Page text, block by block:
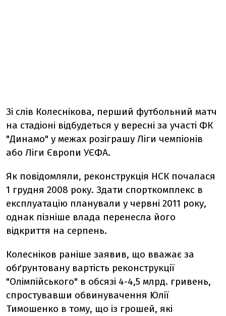
Зі слів Колеснікова, перший футбольний матч
на стадіоні відбудеться у вересні за участі ФК
"Динамо" у межах розіграшу Ліги чемпіонів
або Ліги Європи УЄФА.
Як повідомляли, реконструкція НСК почалася
1 грудня 2008 року. Здати спорткомплекс в
експлуатацію планували у червні 2011 року,
однак пізніше влада перенесла його
відкриття на серпень.
Колесніков раніше заявив, що вважає за
обґрунтовану вартість реконструкції
"Олімпійського" в обсязі 4-4,5 млрд. гривень,
спростувавши обвинувачення Юлії
Тимошенко в тому, що із грошей, які